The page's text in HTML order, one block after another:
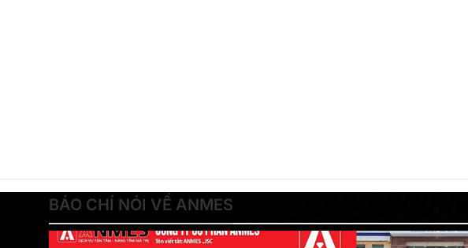
BÁO CHÍ NÓI VỀ ANMES